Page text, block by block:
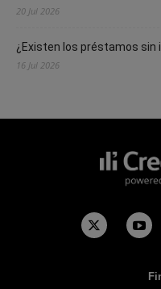
20 Jul 2026
¿Existen los préstamos sin
16 Jul 2026